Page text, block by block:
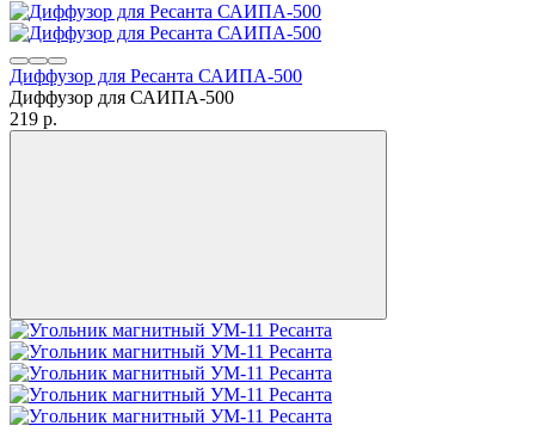
Диффузор для Ресанта САИПА-500
Диффузор для САИПА-500
219 p.